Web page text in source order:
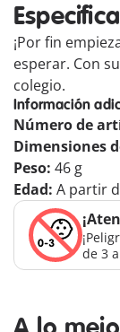
¡Por fin
esperar. Con
colegio.
Información
Número de
Dimensiones
Peso: 46 g
Edad: A partir
de 3